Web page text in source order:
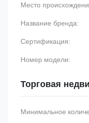
Место
Название бренда:
Сертификация:
Номер модели:
Торговая
Минимальное